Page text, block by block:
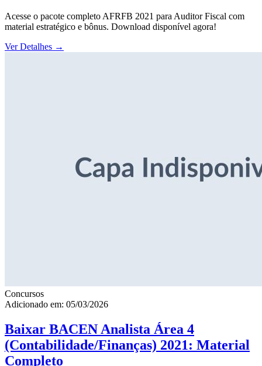
Acesse o pacote completo AFRFB 2021 para Auditor Fiscal com
material estratégico e bônus. Download disponível agora!
Ver Detalhes →
Concursos
Adicionado em: 05/03/2026
Baixar BACEN Analista Área 4
(Contabilidade/Finanças) 2021: Material
Completo